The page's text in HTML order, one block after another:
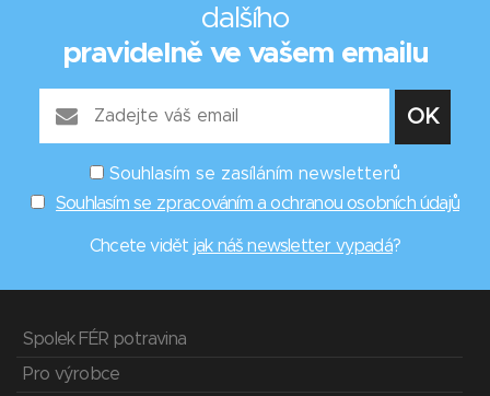
dalšího
pravidelně ve vašem emailu
Souhlasím se zasíláním newsletterů
Souhlasím se zpracováním a ochranou osobních údajů
Chcete vidět jak náš newsletter vypadá?
Spolek FÉR potravina
Pro výrobce